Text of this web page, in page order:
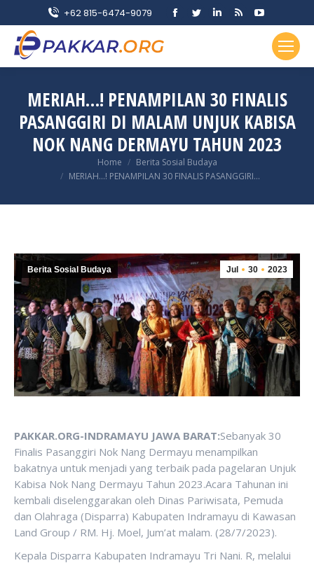
+62 815-6474-9079
Facebook
in
window
Twitter
in
window
Linkedin
in
window
Rss
opens
in
window
YouTube
page
opens
in
window
MERIAH…! PENAMPILAN 30 FINALIS
PASANGGIRI DI MALAM UNJUK KABISA
NOK NANG DERMAYU TAHUN 2023
Home
Berita Sosial Budaya
MERIAH…! PENAMPILAN 30 FINALIS PASANGGIRI…
Jul 30 2023
Berita Sosial Budaya
PAKKAR.ORG-INDRAMAYU JAWA BARAT:Sebanyak 30
Finalis Pasanggiri Nok Nang Dermayu menampilkan
bakatnya untuk menjadi yang terbaik pada pagelaran Unjuk
Kabisa Nok Nang Dermayu Tahun 2023.Acara Tahunan ini
kembali diselenggarakan oleh Dinas Pariwisata, Pemuda
dan Olahraga (Disparra) Kabupaten Indramayu di Kawasan
Land Group / RM. Hj. Moel, Jum’at malam. (28/7/2023).
Kepala Disparra Kabupaten Indramayu Tri Nani. R, melalui